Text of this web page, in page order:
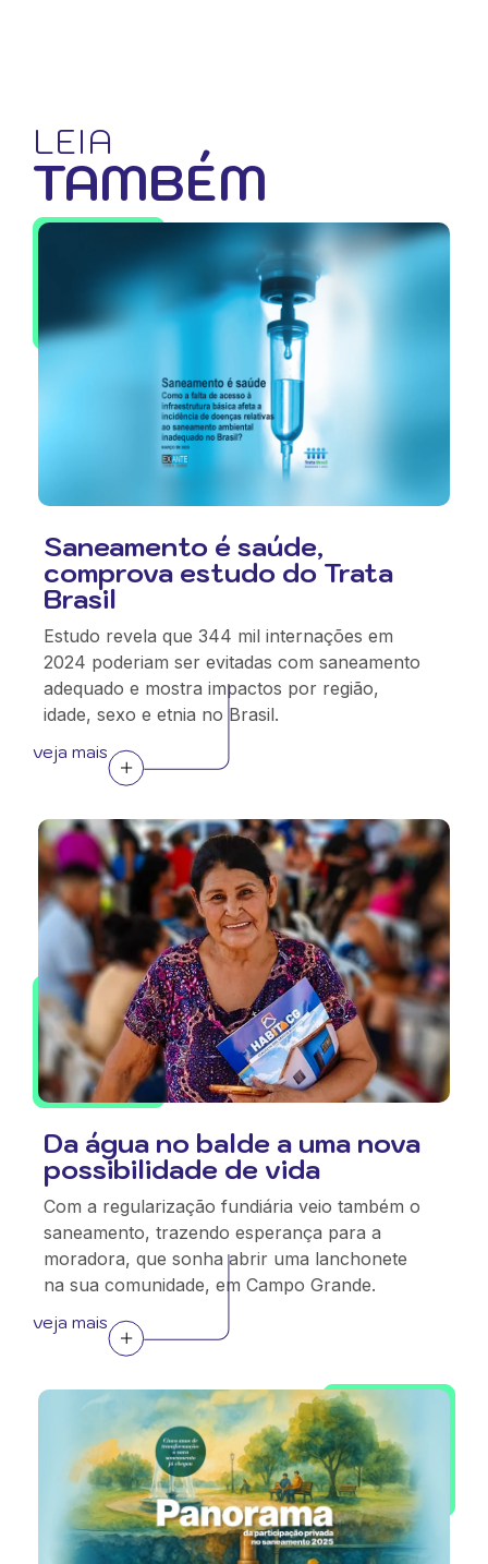
LEIA
TAMBÉM
Saneamento é saúde,
comprova estudo do Trata
Brasil
Estudo revela que 344 mil internações em
2024 poderiam ser evitadas com saneamento
adequado e mostra impactos por região,
idade, sexo e etnia no Brasil.
veja mais
Da água no balde a uma nova
possibilidade de vida
Com a regularização fundiária veio também o
saneamento, trazendo esperança para a
moradora, que sonha abrir uma lanchonete
na sua comunidade, em Campo Grande.
veja mais